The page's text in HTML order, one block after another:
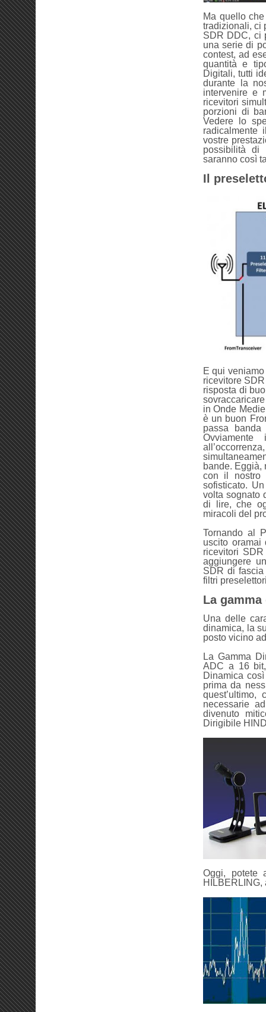
Ma quello
tradizionali, ci
SDR DDC, ci
una serie di
contest, ad
quantità e
Digitali, tutti
durante la
intervenire e
ricevitori
porzioni di
Vedere lo
radicalmente
vostre
possibilità di
saranno così
Il
E qui
ricevitore
risposta di
in Onde
è un buon
passa
bande. Eggià,
con il nostro
sofisticato.
volta sognato
di lire, che
miracoli del
Tornando al
uscito
ricevitori
aggiungere
SDR di
filtri
La
Una delle
dinamica, la
posto vicino
La Gamma
ADC a 16
Dinamica
prima da
necessarie
divenuto
Dirigibile
Oggi, potete
HILBERLING,